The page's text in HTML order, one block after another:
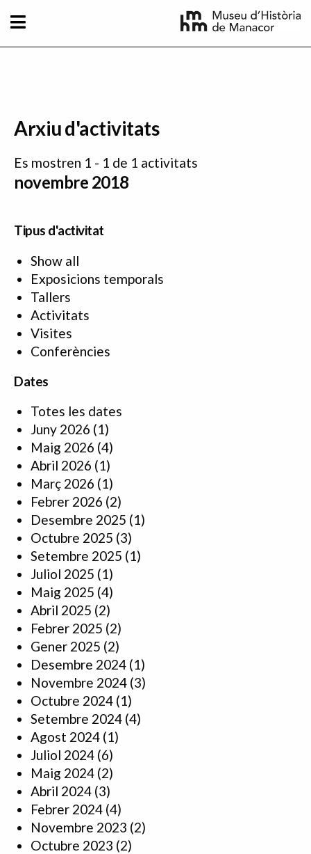
Arxiu d'activitats
Es mostren 1 - 1 de 1 activitats
novembre 2018
Tipus d'activitat
Show all
Exposicions temporals
Tallers
Activitats
Visites
Conferències
Dates
Totes les dates
Juny 2026 (1)
Maig 2026 (4)
Abril 2026 (1)
Març 2026 (1)
Febrer 2026 (2)
Desembre 2025 (1)
Octubre 2025 (3)
Setembre 2025 (1)
Juliol 2025 (1)
Maig 2025 (4)
Abril 2025 (2)
Febrer 2025 (2)
Gener 2025 (2)
Desembre 2024 (1)
Novembre 2024 (3)
Octubre 2024 (1)
Setembre 2024 (4)
Agost 2024 (1)
Juliol 2024 (6)
Maig 2024 (2)
Abril 2024 (3)
Febrer 2024 (4)
Novembre 2023 (2)
Octubre 2023 (2)